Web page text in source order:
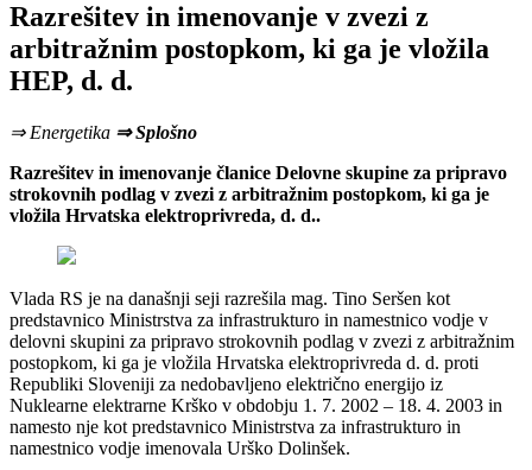
Razrešitev in imenovanje v zvezi z
arbitražnim postopkom, ki ga je vložila
HEP, d. d.
⇒ Energetika ⇒ Splošno
Razrešitev in imenovanje članice Delovne skupine za pripravo
strokovnih podlag v zvezi z arbitražnim postopkom, ki ga je
vložila Hrvatska elektroprivreda, d. d..
Vlada RS je na današnji seji razrešila mag. Tino Seršen kot
predstavnico Ministrstva za infrastrukturo in namestnico vodje v
delovni skupini za pripravo strokovnih podlag v zvezi z arbitražnim
postopkom, ki ga je vložila Hrvatska elektroprivreda d. d. proti
Republiki Sloveniji za nedobavljeno električno energijo iz
Nuklearne elektrarne Krško v obdobju 1. 7. 2002 – 18. 4. 2003 in
namesto nje kot predstavnico Ministrstva za infrastrukturo in
namestnico vodje imenovala Urško Dolinšek.